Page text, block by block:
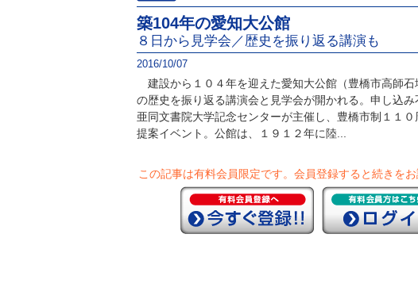
築104年の愛知大公館
８日から見学会／歴史を振り返る講演も
2016/10/07
建設から１０４年を迎えた愛知大公館（豊橋市高師石
の歴史を振り返る講演会と見学会が開かれる。申し込
亜同文書院大学記念センターが主催し、豊橋市制１１
提案イベント。公館は、１９１２年に陸...
この記事は有料会員限定です。 会員登録すると続きをお